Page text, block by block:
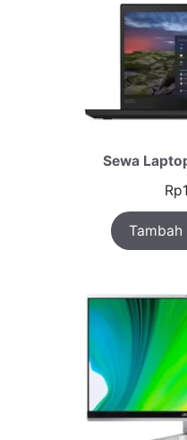
Sewa
Rp
Tambah